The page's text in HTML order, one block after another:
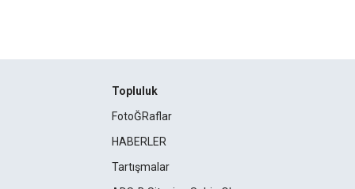
Topluluk
FotoĞRaflar
HABERLER
Tartışmalar